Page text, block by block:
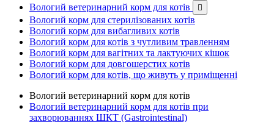
Вологий ветеринарний корм для котів

Вологий корм для стерилізованих котів
Вологий корм для вибагливих котів
Вологий корм для котів з чутливим травленням
Вологий корм для вагітних та лактуючих кішок
Вологий корм для довгошерстих котів
Вологий корм для котів, що живуть у приміщенні
Вологий ветеринарний корм для котів
Вологий ветеринарний корм для котів при
захворюваннях ШКТ (Gastrointestinal)